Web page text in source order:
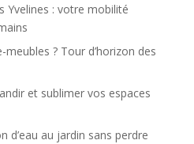
Yvelines : votre mobilité
? Tour d’horizon des
et sublimer vos espaces
d’eau au jardin sans perdre